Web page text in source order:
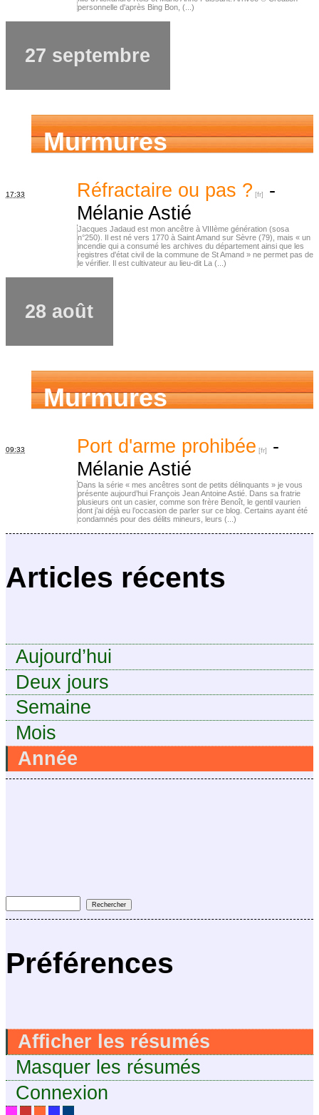
Articles récents
Aujourd’hui
Deux jours
Semaine
Mois
Année
Préférences
Afficher les résumés
Masquer les résumés
Connexion
personnelle d'après Bing Bon, (...)
27 septembre
Murmures
d’ancêtres
17:33 Réfractaire ou pas ?
-
Mélanie Astié
Jacques Jadaud est mon ancêtre à VIIIème génération (sosa
n°250). Il est né vers 1770 à Saint Amand sur Sèvre (79), mais « un
incendie qui a consumé les archives du département ainsi que les
registres d'état civil de la commune de St Amand » ne permet pas de
le vérifier. Il est cultivateur au lieu-dit La (...)
28 août
Murmures
d’ancêtres
09:33 Port d'arme prohibée
-
Mélanie Astié
Dans la série « mes ancêtres sont de petits délinquants » je vous
présente aujourd’hui François Jean Antoine Astié. Dans sa fratrie
plusieurs ont un casier, comme son frère Benoît, le gentil vaurien
dont j’ai déjà eu l’occasion de parler sur ce blog. Certains ayant été
condamnés pour des délits mineurs, leurs (...)